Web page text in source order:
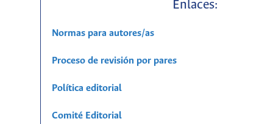
Enlaces:
Normas para autores/as
Proceso de revisión por pares
Política editorial
Comité Editorial